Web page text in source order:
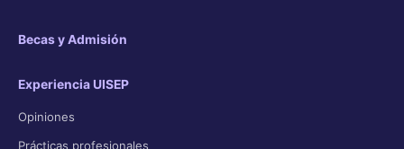
Becas y Admisión
Experiencia UISEP
Opiniones
Prácticas profesionales